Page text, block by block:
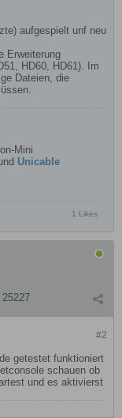
aufgespielt unf neu
Erweiterung
HD60, HD61). Im
Dateien, die
Mini
Unicable
1 Likes
25227
#2
getestet funktioniert
schauen ob
und es aktivierst